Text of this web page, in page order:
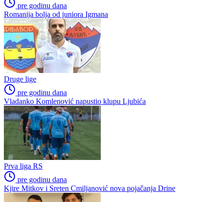
pre godinu dana
Romanija bolja od juniora Igmana
Druge lige
pre godinu dana
Vladanko Komlenović napustio klupu Ljubića
Prva liga RS
pre godinu dana
Kjire Mitkov i Sreten Cmiljanović nova pojačanja Drine